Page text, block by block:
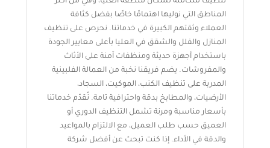
المناطق التي نوليها اهتمامًا خاصًا بفضل كثافة
العملاء وثقتهم الكبيرة في خدماتنا. نحرص على تنظيف
المنازل والفلل والشقق في العليا بأعلى معايير الجودة
باستخدام أجهزة حديثة ومنظفات آمنة على الأثاث
والمفروشات. يضم فريقنا نخبة من العمالة الفلبينية
المدربة على تنظيف الكنب، الموكيت، السجاد،
الأرضيات، والمطابخ بدقة واحترافية تامة. نُقدّم خدماتنا
بأسعار مناسبة ومرنة تشمل التنظيف الدوري أو
العميق حسب طلب العميل، مع الالتزام بالمواعيد
والدقة في الأداء. إذا كنت تبحث عن أفضل شركة